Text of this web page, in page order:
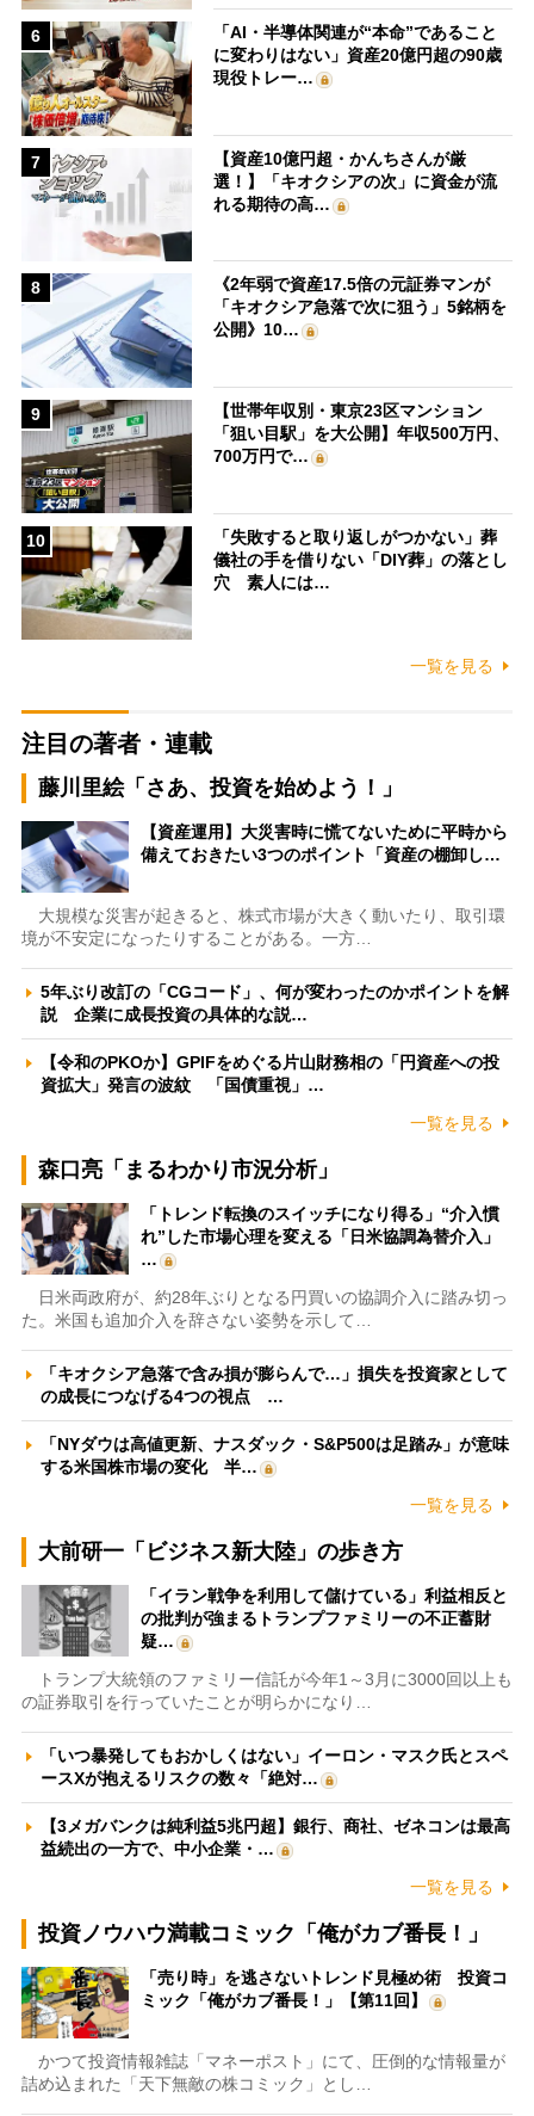
6
「AI・半導体関連が“本命”であること
に変わりはない」資産20億円超の90歳
現役トレー…
7
【資産10億円超・かんちさんが厳
選！】「キオクシアの次」に資金が流
れる期待の高…
8
《2年弱で資産17.5倍の元証券マンが
「キオクシア急落で次に狙う」5銘柄を
公開》10…
9
【世帯年収別・東京23区マンション
「狙い目駅」を大公開】年収500万円、
700万円で…
10
「失敗すると取り返しがつかない」葬
儀社の手を借りない「DIY葬」の落とし
穴 素人には…
一覧を見る
注目の著者・連載
藤川里絵「さあ、投資を始めよう！」
【資産運用】大災害時に慌てないために平時から
備えておきたい3つのポイント「資産の棚卸し…
大規模な災害が起きると、株式市場が大きく動いたり、取引環
境が不安定になったりすることがある。一方…
5年ぶり改訂の「CGコード」、何が変わったのかポイントを解
説 企業に成長投資の具体的な説…
【令和のPKOか】GPIFをめぐる片山財務相の「円資産への投
資拡大」発言の波紋 「国債重視」…
一覧を見る
森口亮「まるわかり市況分析」
「トレンド転換のスイッチになり得る」“介入慣
れ”した市場心理を変える「日米協調為替介入」
…
日米両政府が、約28年ぶりとなる円買いの協調介入に踏み切っ
た。米国も追加介入を辞さない姿勢を示して…
「キオクシア急落で含み損が膨らんで…」損失を投資家として
の成長につなげる4つの視点 …
「NYダウは高値更新、ナスダック・S&P500は足踏み」が意味
する米国株市場の変化 半…
一覧を見る
大前研一「ビジネス新大陸」の歩き方
「イラン戦争を利用して儲けている」利益相反と
の批判が強まるトランプファミリーの不正蓄財
疑…
トランプ大統領のファミリー信託が今年1～3月に3000回以上も
の証券取引を行っていたことが明らかになり…
「いつ暴発してもおかしくはない」イーロン・マスク氏とスペ
ースXが抱えるリスクの数々「絶対…
【3メガバンクは純利益5兆円超】銀行、商社、ゼネコンは最高
益続出の一方で、中小企業・…
一覧を見る
投資ノウハウ満載コミック「俺がカブ番長！」
「売り時」を逃さないトレンド見極め術 投資コ
ミック「俺がカブ番長！」【第11回】
かつて投資情報雑誌「マネーポスト」にて、圧倒的な情報量が
詰め込まれた「天下無敵の株コミック」とし…